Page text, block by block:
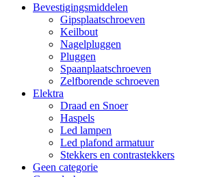
Bevestigingsmiddelen
Gipsplaatschroeven
Keilbout
Nagelpluggen
Pluggen
Spaanplaatschroeven
Zelfborende schroeven
Elektra
Draad en Snoer
Haspels
Led lampen
Led plafond armatuur
Stekkers en contrastekkers
Geen categorie